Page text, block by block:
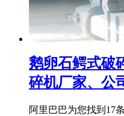
鹅卵石鳄式破
碎机厂家、公
阿里巴巴为您找到17